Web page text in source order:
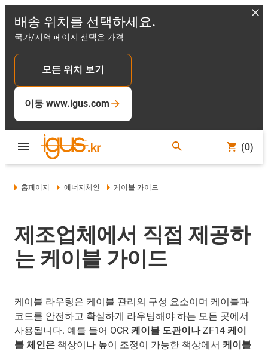
배송 위치를 선택하세요.
국가/지역 페이지 선택은 가격
모든 위치 보기
이동 www.igus.com
(0)
홈페이지 에너지체인 케이블 가이드
제조업체에서 직접 제공하
는 케이블 가이드
케이블 라우팅은 케이블 관리의 구성 요소이며 케이블과
코드를 안전하고 확실하게 라우팅해야 하는 모든 곳에서
사용됩니다. 예를 들어 OCR 케이블 도관이나ZF14 케이
블 체인은 책상이나 높이 조정이 가능한 책상에서 케이블